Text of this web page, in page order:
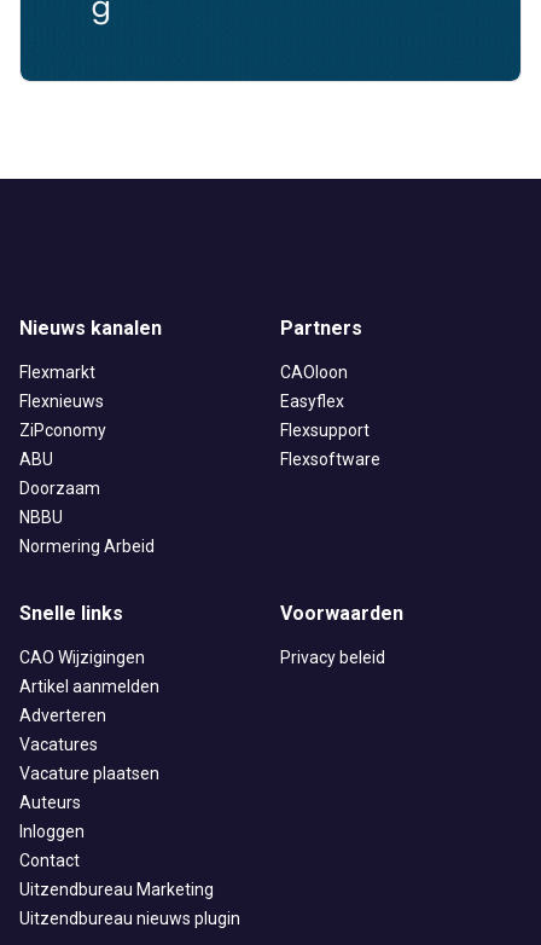
Nieuws kanalen
Flexmarkt
Flexnieuws
ZiPconomy
ABU
Doorzaam
NBBU
Normering Arbeid
Partners
CAOloon
Easyflex
Flexsupport
Flexsoftware
Snelle links
CAO Wijzigingen
Artikel aanmelden
Adverteren
Vacatures
Vacature plaatsen
Auteurs
Inloggen
Contact
Uitzendbureau Marketing
Uitzendbureau nieuws plugin
Voorwaarden
Privacy beleid